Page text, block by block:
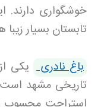
خوشگواری دارند.
تابستان بسیار زیبا
باغ نادری یکی
تاریخی مشهد